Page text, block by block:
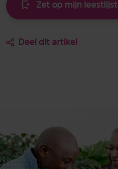
Zet op mijn leestlijst
Deel dit artikel